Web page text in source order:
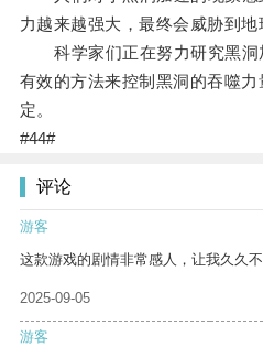
力越来越强大，最终会威胁到地
科学家们正在努力研究黑洞
有效的方法来控制黑洞的吞噬
定。
#44#
评论
游客
这款游戏的剧情非常感人，让我久久不
2025-09-05
游客